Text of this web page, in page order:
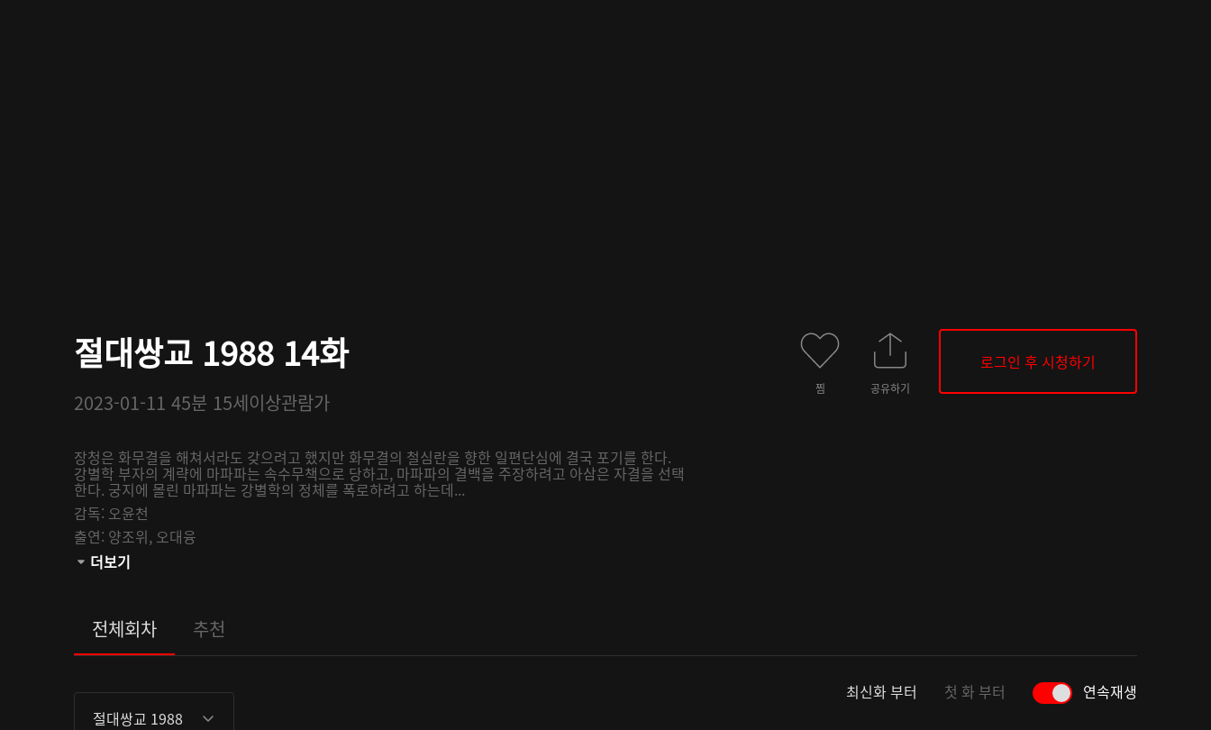
절대쌍교 1988 14화
2023-01-11 45분 15세이상관람가
장청은 화무결을 해쳐서라도 갖으려고 했지만 화무결의 철심란을 향한 일편단심에 결국 포기를 한다.
강별학 부자의 계략에 마파파는 속수무책으로 당하고, 마파파의 결백을 주장하려고 아삼은 자결을 선택
한다. 궁지에 몰린 마파파는 강별학의 정체를 폭로하려고 하는데...
감독: 오윤천
출연: 양조위, 오대융
관람등급:
더보기
찜 공유하기
로그인 후 시청하기
전체회차 추천
절대쌍교 1988
최신화 부터 첫 화 부터 연속재생